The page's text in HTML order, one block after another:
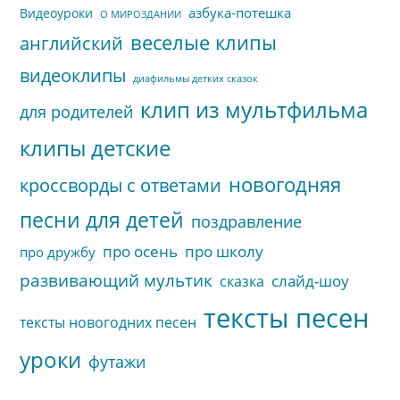
Видеоуроки О МИРОЗДАНИИ азбука-потешка
английский веселые клипы
видеоклипы диафильмы детких сказок
для родителей клип из мультфильма
клипы детские
кроссворды с ответами новогодняя
песни для детей поздравление
про дружбу про осень про школу
развивающий мультик сказка слайд-шоу
тексты новогодних песен тексты песен
уроки футажи